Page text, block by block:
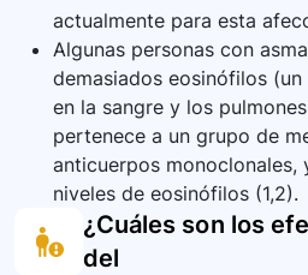
actualmente para esta
Algunas personas con
demasiados eosinófilos
en la sangre y los
pertenece a un grupo de
anticuerpos monoclonales,
niveles de eosinófilos (1,2).
¿Cuáles son los
del